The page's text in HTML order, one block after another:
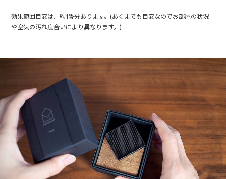
効果範囲目安は、約1畳分あります。(あくまでも目安なのでお部屋の状況
や空気の汚れ度合いにより異なります。)